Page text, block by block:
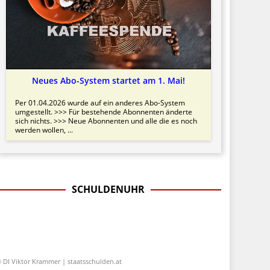
Neues Abo-System startet am 1. Mai!
Per 01.04.2026 wurde auf ein anderes Abo-System
umgestellt. >>> Für bestehende Abonnenten änderte
sich nichts. >>> Neue Abonnenten und alle die es noch
werden wollen, ...
SCHULDENUHR
DI Viktor Krammer | staatsschulden.at